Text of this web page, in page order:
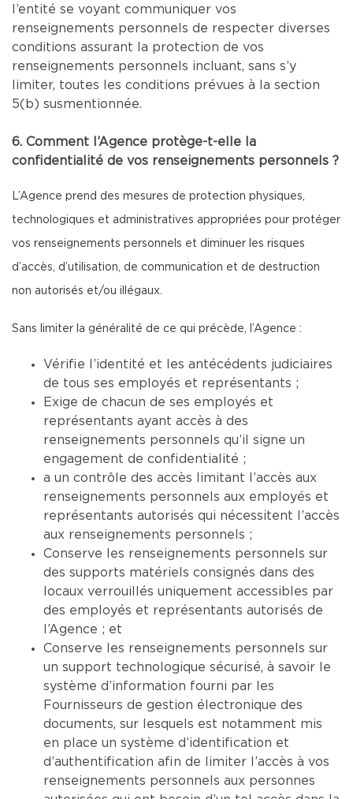
l’entité se voyant communiquer vos
renseignements personnels de respecter diverses
conditions assurant la protection de vos
renseignements personnels incluant, sans s’y
limiter, toutes les conditions prévues à la section
5(b) susmentionnée.
6. Comment l’Agence protège-t-elle la
confidentialité de vos renseignements personnels ?
L’Agence prend des mesures de protection physiques,
technologiques et administratives appropriées pour protéger
vos renseignements personnels et diminuer les risques
d’accès, d’utilisation, de communication et de destruction
non autorisés et/ou illégaux.
Sans limiter la généralité de ce qui précède, l’Agence :
Vérifie l’identité et les antécédents judiciaires
de tous ses employés et représentants ;
Exige de chacun de ses employés et
représentants ayant accès à des
renseignements personnels qu’il signe un
engagement de confidentialité ;
a un contrôle des accès limitant l’accès aux
renseignements personnels aux employés et
représentants autorisés qui nécessitent l’accès
aux renseignements personnels ;
Conserve les renseignements personnels sur
des supports matériels consignés dans des
locaux verrouillés uniquement accessibles par
des employés et représentants autorisés de
l’Agence ; et
Conserve les renseignements personnels sur
un support technologique sécurisé, à savoir le
système d’information fourni par les
Fournisseurs de gestion électronique des
documents, sur lesquels est notamment mis
en place un système d’identification et
d’authentification afin de limiter l’accès à vos
renseignements personnels aux personnes